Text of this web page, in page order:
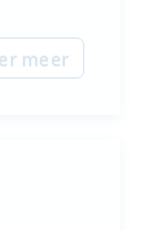
meer